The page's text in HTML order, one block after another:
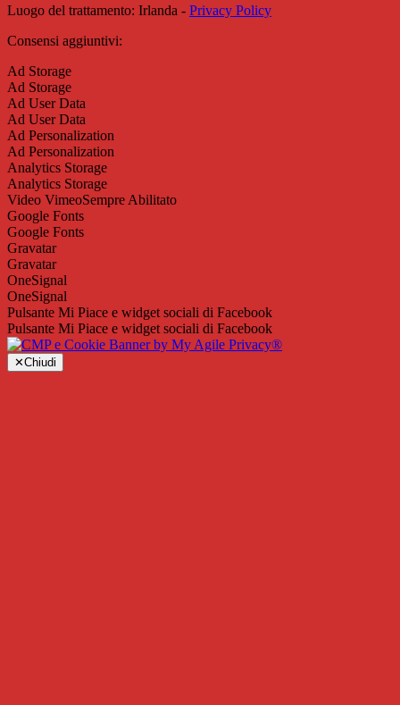
Luogo del trattamento: Irlanda - Privacy Policy
Consensi aggiuntivi:
Ad Storage
Ad Storage
Ad User Data
Ad User Data
Ad Personalization
Ad Personalization
Analytics Storage
Analytics Storage
Video VimeoSempre Abilitato
Google Fonts
Google Fonts
Gravatar
Gravatar
OneSignal
OneSignal
Pulsante Mi Piace e widget sociali di Facebook
Pulsante Mi Piace e widget sociali di Facebook
✕Chiudi